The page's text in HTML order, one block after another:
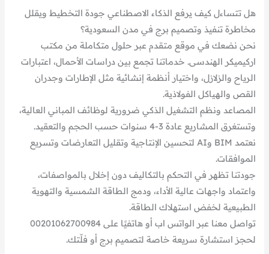
هل تتساءل كيف يرفع الذكاء الاصطناعي جودة التخطيط ويقلل
مخاطرة تنفيذ وتصميم برج في مدن السعودية؟
نحن نضعك في موقع متقدم عبر حلول متكاملة من مكتب
اركيميكر الهندسى. خدماتنا تجمع بين دراسات الأحمال، اعتبارات
الرياح والزلازل، واختيار أنظمة إنشائية مثل الإطارات وجدران
القص والهياكل الفولاذية.
المصاعد ونظم التشغيل الذكي ضرورية لوظائف المباني العالية،
وتستغرق المشاريع عادة 3-4 سنوات حسب الحجم والتعقيد.
نعتمد BIM وAI لتحسين الإنتاجية وتقليل التعارضات وتسريع
الموافقات.
جودتنا تظهر في التحكم بالتكاليف دون إخلال بالمواصفات،
واعتماد واجهات عالية الأداء، ودمج الطاقة الشمسية والتهوية
الطبيعية لخفض استهلاك الطاقة.
تواصل معنا عبر الواتس اب أو هاتفيًا على 00201062700984
لحجز استشارة سريعة خاصة لتصميم برج أو فلّتك.